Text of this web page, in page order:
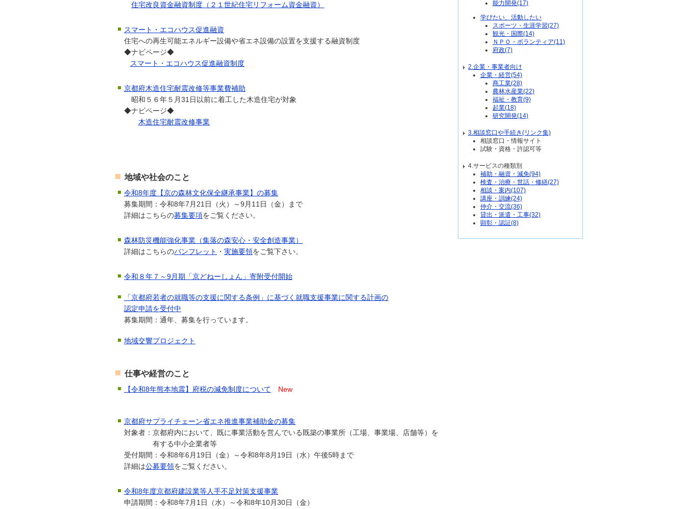
住宅改良資金融資制度（２１世紀住宅リフォーム資金融資）
スマート・エコハウス促進融資
住宅への再生可能エネルギー設備や省エネ設備の設置を支援する融資制度
◆ナビページ◆
スマート・エコハウス促進融資制度
京都府木造住宅耐震改修等事業費補助
昭和５６年５月31日以前に着工した木造住宅が対象
◆ナビページ◆
木造住宅耐震改修事業
地域や社会のこと
令和8年度【京の森林文化保全継承事業】の募集
募集期間：令和8年7月21日（火）～9月11日（金）まで
詳細はこちらの募集要項をご覧ください。
森林防災機能強化事業（集落の森安心・安全創造事業）
詳細はこちらのパンフレット ・ 実施要領をご覧下さい。
令和８年７～9月期「京どねーしょん」寄附受付開始
「京都府若者の就職等の支援に関する条例」に基づく就職支援事業に関する計画の
認定申請を受付中
募集期間：通年、募集を行っています。
地域交響プロジェクト
仕事や経営のこと
【令和8年熊本地震】府税の減免制度について New
京都府サプライチェーン省エネ推進事業補助金の募集
対象者：京都府内において、既に事業活動を営んでいる既築の事業所（工場、事業場、店舗等）を
有する中小企業者等
受付期間：令和8年6月19日（金）～令和8年8月19日（水）午後5時まで
詳細は公募要領をご覧ください。
令和8年度京都府建設業等人手不足対策支援事業
申請期間：令和8年7月1日（水）～令和8年10月30日（金）
能力開発(17)
学びたい、活動したい
スポーツ・生涯学習(27)
観光・国際(14)
ＮＰＯ・ボランティア(11)
府政(7)
2.企業・事業者向け
企業・経営(54)
商工業(28)
農林水産業(22)
福祉・教育(9)
起業(18)
研究開発(14)
3.相談窓口や手続き(リンク集)
相談窓口・情報サイト
試験・資格・許認可等
4.サービスの種類別
補助・融資・減免(94)
検査・治療・世話・修繕(27)
相談・案内(107)
講座・訓練(24)
仲介・交流(36)
貸出・派遣・工事(32)
顕彰・認証(8)